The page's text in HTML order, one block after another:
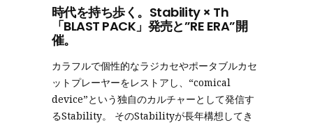
時代を持ち歩く。Stability × Th
「BLAST PACK」発売と”RE ERA”開
催。
カラフルで個性的なラジカセやポータブルカセ
ットプレーヤーをレストアし、“comical
device”という独自のカルチャーとして発信す
るStability。 そのStabilityが長年構想してき